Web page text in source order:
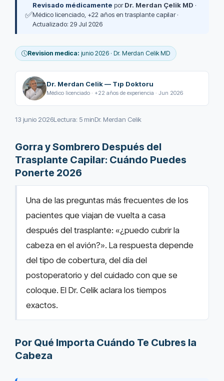
✅
Revisado médicamente porDr. Merdan Çelik MD ·
Médico licenciado, +22 años en trasplante capilar ·
Actualizado: 29 Jul 2026
Revision medica: junio 2026 · Dr. Merdan Celik MD
Dr. Merdan Celik — Tıp Doktoru
Médico licenciado · +22 años de experiencia · Jun 2026
13 junio 2026Lectura: 5 minDr. Merdan Celik
Gorra y Sombrero Después del
Trasplante Capilar: Cuándo Puedes
Ponerte 2026
Una de las preguntas más frecuentes de los
pacientes que viajan de vuelta a casa
después del trasplante: «¿puedo cubrir la
cabeza en el avión?». La respuesta depende
del tipo de cobertura, del día del
postoperatorio y del cuidado con que se
coloque. El Dr. Celik aclara los tiempos
exactos.
Por Qué Importa Cuándo Te Cubres la
Cabeza